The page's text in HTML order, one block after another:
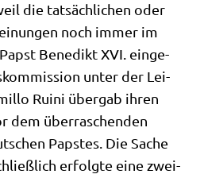
die tat­säch­li­chen oder
noch immer im
Bene­dikt XVI. ein­ge­
unter der Lei­
Rui­ni über­gab ihren
dem über­ra­schen­den
Pap­stes. Die Sache
erfolg­te eine zwei­